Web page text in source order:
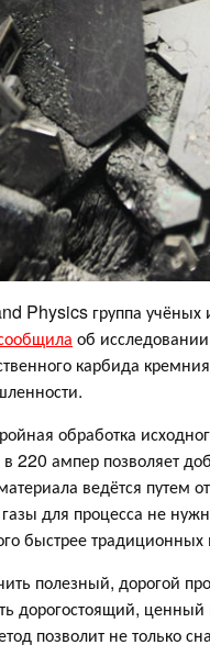
Physics группа
об
карбида
обработка
220 ампер позволяет
ведётся путем
для процесса не
быстрее
полезный, дорогой
дорогостоящий,
позволит не только